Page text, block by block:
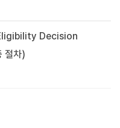
Decision
절차)